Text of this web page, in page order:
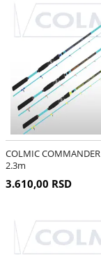
COLMIC COMMANDER
2.3m
3.610,00 RSD